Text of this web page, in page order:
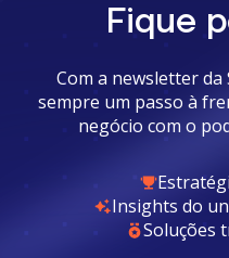
Fique
Com a newsletter
sempre um passo à
negócio com o
Insights do
Soluções